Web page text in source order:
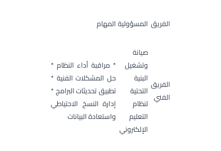
الفريق المسؤوليةالمهام
الفريق
الفني
صيانة
وتشغيل
البنية
التحتية
لنظام
التعليم
الإلكتروني
* مراقبة أداء النظام *
حل المشكلات الفنية *
تطبيق تحديثات البرامج *
إدارة النسخ الاحتياطي
واستعادة البيانات